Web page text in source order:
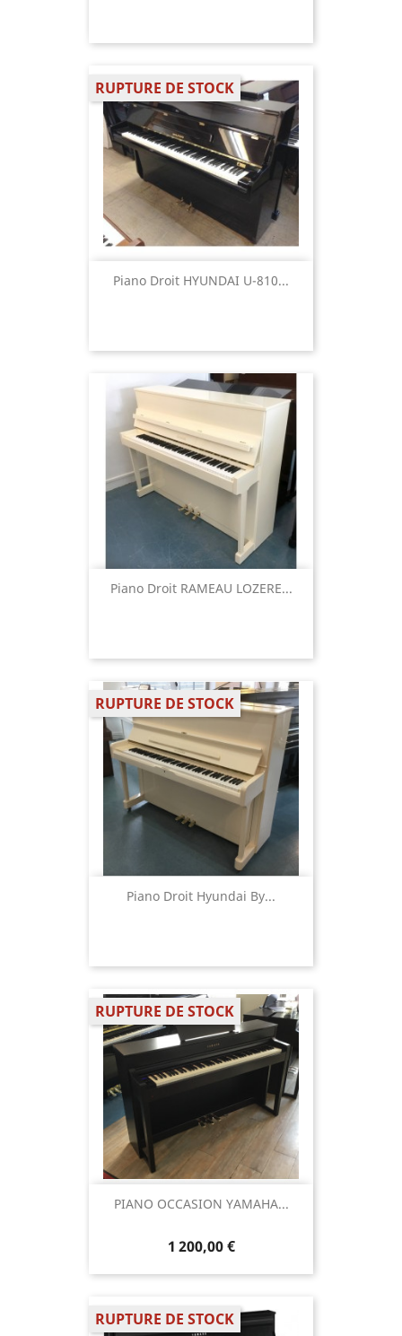
Piano Droit HYUNDAI U-810...
RUPTURE DE STOCK
Piano Droit RAMEAU LOZERE...
Piano Droit Hyundai By...
RUPTURE DE STOCK
PIANO OCCASION YAMAHA...
1 200,00 €
RUPTURE DE STOCK
RUPTURE DE STOCK